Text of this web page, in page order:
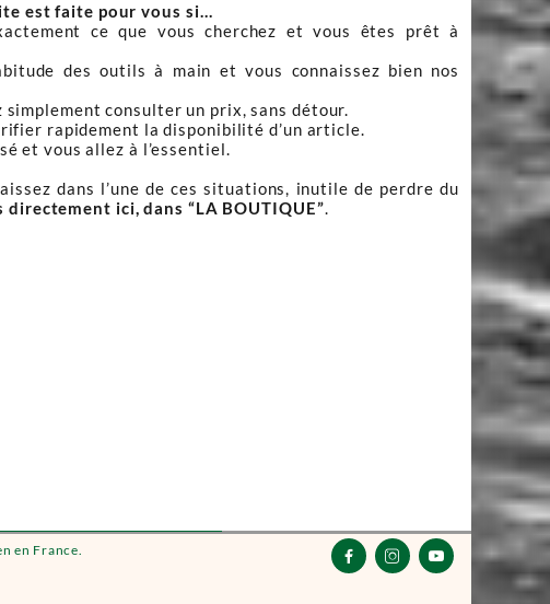
en France.
  
est faite pour vous si…
ce que vous cherchez et vous êtes prêt à
des outils à main et vous connaissez bien nos
simplement consulter un prix, sans détour.
rapidement la disponibilité d’un article.
et vous allez à l’essentiel.
dans l’une de ces situations, inutile de perdre du
directement ici, dans “LA BOUTIQUE”.